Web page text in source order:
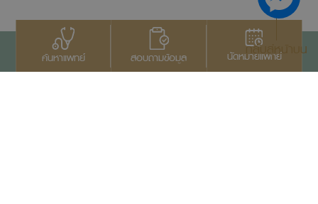
ค้นหาแพทย์ สอบถามข้อมูล นัดหมายแพทย์
กลับสู่หน้าบน